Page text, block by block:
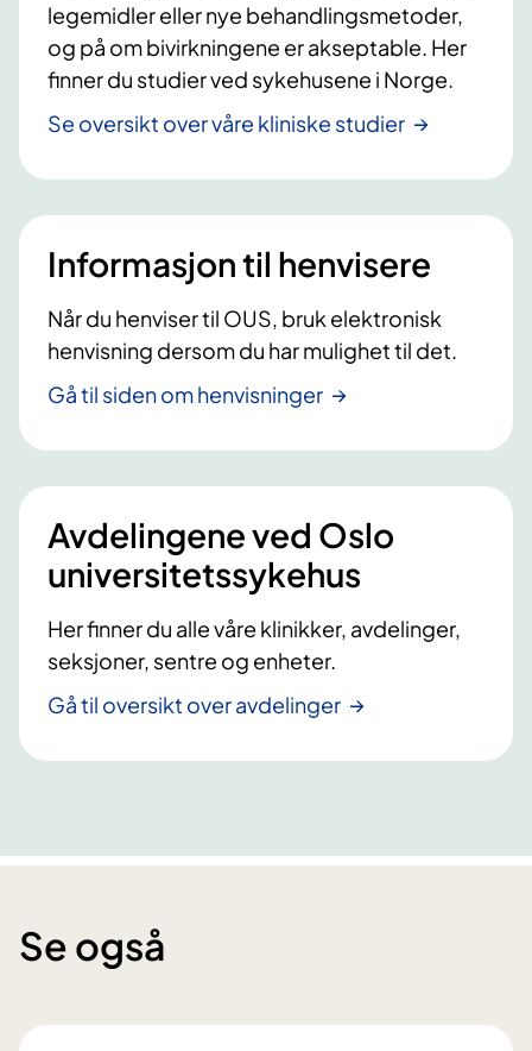
legemidler eller nye behandlingsmetoder,
og på om bivirkningene er akseptable. Her
finner du studier ved sykehusene i Norge.
Se oversikt over våre kliniske studier
Informasjon til henvisere
Når du henviser til OUS, bruk elektronisk
henvisning dersom du har mulighet til det.
Gå til siden om henvisninger
Avdelingene ved Oslo
universitetssykehus
Her finner du alle våre klinikker, avdelinger,
seksjoner, sentre og enheter.
Gå til oversikt over avdelinger
Se også